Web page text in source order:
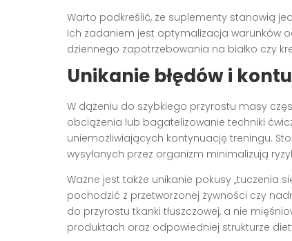
Warto podkreślić, że suplementy stanowią
Ich zadaniem jest optymalizacja warunków
dziennego zapotrzebowania na białko czy
Unikanie błędów i
W dążeniu do szybkiego przyrostu masy
obciążenia lub bagatelizowanie techniki
uniemożliwiających kontynuację treningu.
wysyłanych przez organizm minimalizują
Ważne jest także unikanie pokusy „tuczenia
pochodzić z przetworzonej żywności czy
do przyrostu tkanki tłuszczowej, a nie
produktach oraz odpowiedniej strukturze